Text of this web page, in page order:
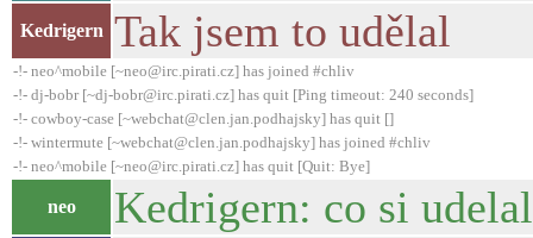
Kedrigern Tak jsem to udělal
-!- neo^mobile [~neo@irc.pirati.cz] has joined #chliv
-!- dj-bobr [~dj-bobr@irc.pirati.cz] has quit [Ping timeout: 240 seconds]
-!- cowboy-case [~webchat@clen.jan.podhajsky] has quit []
-!- wintermute [~webchat@clen.jan.podhajsky] has joined #chliv
-!- neo^mobile [~neo@irc.pirati.cz] has quit [Quit: Bye]
neo Kedrigern: co si